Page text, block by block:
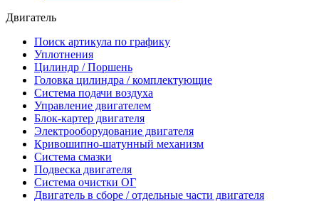
Двигатель
Поиск артикула по графику
Уплотнения
Цилиндр / Поршень
Головка цилиндра / комплектующие
Система подачи воздуха
Управление двигателем
Блок-картер двигателя
Электрооборудование двигателя
Кривошипно-шатунный механизм
Система смазки
Подвеска двигателя
Система очистки ОГ
Двигатель в сборе / отдельные части двигателя